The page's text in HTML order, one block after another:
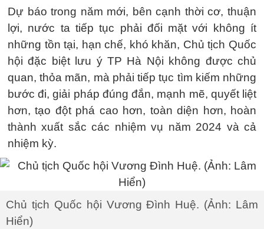
Dự báo trong năm mới, bên cạnh thời cơ, thuận
lợi, nước ta tiếp tục phải đối mặt với không ít
những tồn tại, hạn chế, khó khăn, Chủ tịch Quốc
hội đặc biệt lưu ý TP Hà Nội không được chủ
quan, thỏa mãn, mà phải tiếp tục tìm kiếm những
bước đi, giải pháp đúng đắn, mạnh mẽ, quyết liệt
hơn, tạo đột phá cao hơn, toàn diện hơn, hoàn
thành xuất sắc các nhiệm vụ năm 2024 và cả
nhiệm kỳ.
Chủ tịch Quốc hội Vương Đình Huệ. (Ảnh: Lâm
Hiển)